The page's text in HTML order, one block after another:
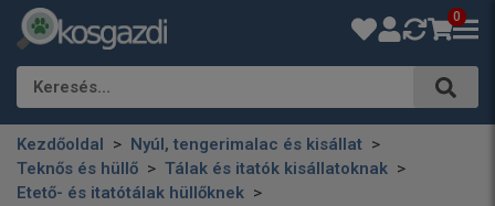
0
Keresés…
Kezdőoldal
Nyúl, tengerimalac és kisállat
Teknős és hüllő
Tálak és itatók kisállatoknak
Etető- és itatótálak hüllőknek